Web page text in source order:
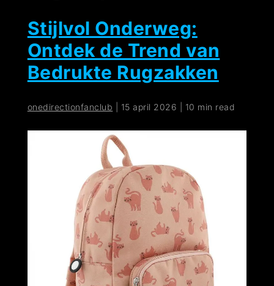
Stijlvol Onderweg:
Ontdek de Trend van
Bedrukte Rugzakken
onedirectionfanclub 15 april 2026 10 min read